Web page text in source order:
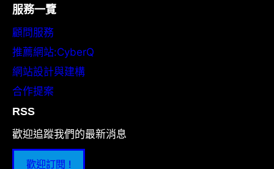
服務一覽
顧問服務
推薦網站:CyberQ
網站設計與建構
合作提案
RSS
歡迎追蹤我們的最新消息
歡迎訂閱 !